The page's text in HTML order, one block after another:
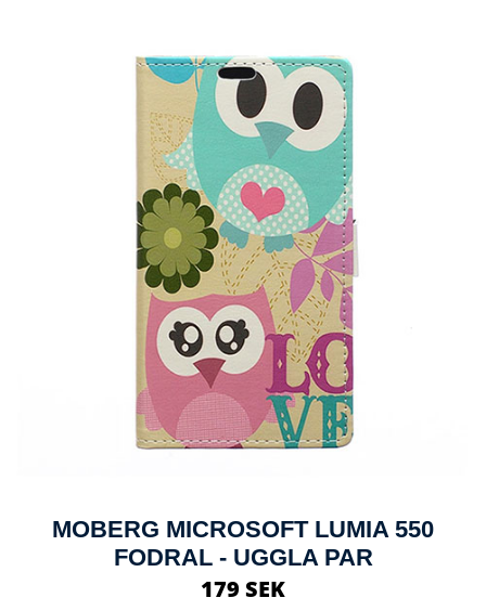
MOBERG MICROSOFT LUMIA 550
FODRAL - UGGLA PAR
179 SEK